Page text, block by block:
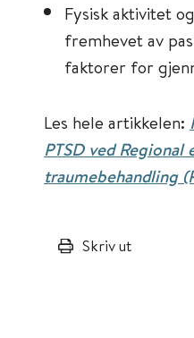
Fysisk aktivitet
fremhevet av
faktorer for
Les hele artikkelen:
PTSD ved Regional
traumebehandling
Skriv ut